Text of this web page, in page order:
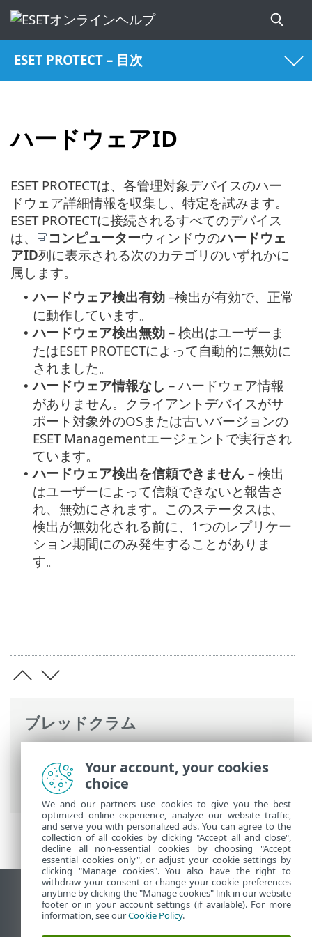
ESET PROTECT – 目次
ハードウェアID
ブレッドクラム
始めましょう> VDI、複製、ハードウェア
検出> ハードウェアID
ESET PROTECTは、各管理対象デバイスのハー
ドウェア詳細情報を収集し、特定を試みます。
ESET PROTECTに接続されるすべてのデバイス
は、
コンピューターウィンドウのハードウェ
アID列に表示される次のカテゴリのいずれかに
属します。
• ハードウェア検出有効 –検出が有効で、正常
に動作しています。
• ハードウェア検出無効 – 検出はユーザーま
たはESET PROTECTによって自動的に無効に
されました。
• ハードウェア情報なし – ハードウェア情報
がありません。クライアントデバイスがサ
ポート対象外のOSまたは古いバージョンの
ESET Managementエージェントで実行され
ています。
• ハードウェア検出を信頼できません – 検出
はユーザーによって信頼できないと報告さ
れ、無効にされます。このステータスは、
検出が無効化される前に、1つのレプリケー
ション期間にのみ発生することがありま
す。
デスクトップサイトの表示
End of Life
Your account, your cookies
choice
We and our partners use cookies to give you the best
optimized online experience, analyze our website traffic,
and serve you with personalized ads. You can agree to the
collection of all cookies by clicking "Accept all and close",
decline all non-essential cookies by choosing "Accept
essential cookies only", or adjust your cookie settings by
clicking "Manage cookies". You also have the right to
withdraw your consent or change your cookie preferences
anytime by clicking the "Manage cookies" link in our website
footer or in your account settings (if available). For more
information, see ourCookie Policy.